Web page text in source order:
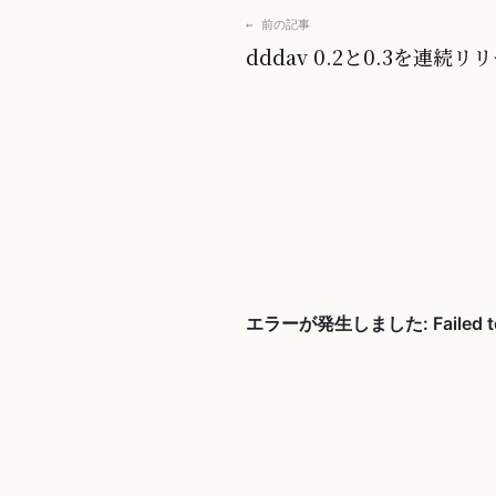
← 前の記事
dddav 0.2と0.3を連続リリ